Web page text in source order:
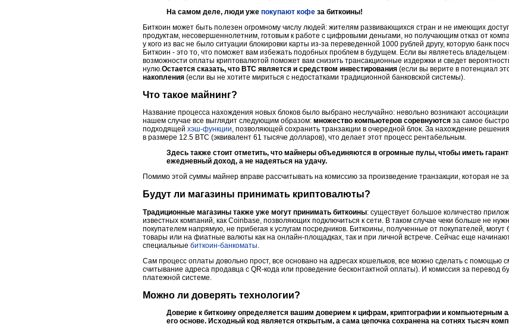
На самом деле, люди уже покупают кофе за биткоины!
Биткоин может быть полезен огромному числу людей: жителям развивающихся стран и не имеющих
продуктам, несовершеннолетним, готовым к работе с цифровыми деньгами, но получающим отказ от
у кого из вас не было ситуации блокировки карты из-за переведенной 1000 рублей другу, которую банк
Биткоин - это то, что поможет вам избежать подобных проблем в будущем. Если вы являетесь владельцем
возможности оплаты криптовалютой поможет вам снизить трансакционные издержки и сведет
нулю. Остается сказать, что BTC является и средством инвестирования (если вы верите в потенциал
накопления (если вы не хотите мириться с недостатками традиционной банковской системы).
Что такое майнинг?
Название процесса нахождения новых блоков было выбрано неслучайно: невольно возникают
нашем случае все выглядит следующим образом: множество компьютеров соревнуются за самое
подходящей хэш-функции, позволяющей сохранить транзакции в очередной блок. За нахождение
в размере 12.5 BTC (эквивалент 61 тысяче долларов), что делает этот процесс рентабельным.
Здесь также стоит отметить, что майнеры объединяются в огромные пулы, чтобы иметь
ежедневный доход, а не надеяться на удачу.
Помимо этой суммы майнер вправе рассчитывать на комиссию за произведение транзакции, которая не
Будут ли магазины принимать криптовалюты?
Традиционные магазины также уже могут принимать биткоины: существует большое количество
известных компаний, как Coinbase, позволяющих подключиться к сети. В таком случае чеки больше не
покупателем напрямую, не прибегая к услугам посредников. Биткоины, полученные от покупателей,
товары или на фиатные валюты как на онлайн-площадках, так и при личной встрече. Сейчас еще
специальные биткоин-банкоматы
Сам процесс оплаты довольно прост, все основано на адресах кошельков, все можно сделать с помощью
считывание адреса продавца с QR-кода или проведение бесконтактной оплаты). И комиссия за перевод
платежной системе.
Можно ли доверять технологии?
Доверие к биткоину определяется вашим доверием к цифрам, криптографии и компьютерным
его основе. Исходный код является открытым, а сама цепочка сохранена на сотнях тысяч